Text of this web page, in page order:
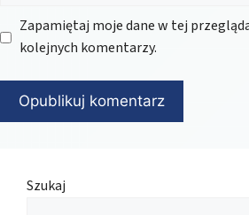
Zapamiętaj moje dane w tej
kolejnych komentarzy.
Szukaj